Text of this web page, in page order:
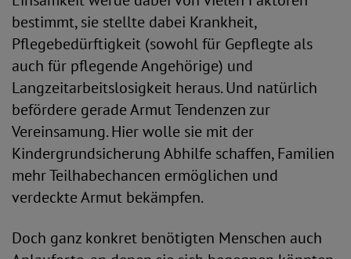
bestimmt, sie stellte dabei Krankheit,
Pflegebedürftigkeit (sowohl für Gepflegte als
auch für pflegende Angehörige) und
Langzeitarbeitslosigkeit heraus. Und natürlich
befördere gerade Armut Tendenzen zur
Vereinsamung. Hier wolle sie mit der
Kindergrundsicherung Abhilfe schaffen, Familien
mehr Teilhabechancen ermöglichen und
verdeckte Armut bekämpfen.
Doch ganz konkret benötigten Menschen auch